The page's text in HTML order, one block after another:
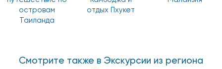
островам
Таиланда
отдых Пхукет
Смотрите также в Экскурсии из региона